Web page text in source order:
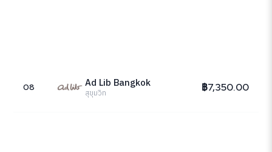
08 Ad Lib Bangkok
สุขุมวิท ฿7,350.00